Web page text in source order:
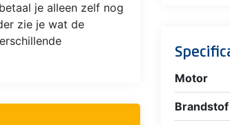
je alleen zelf nog
zie je wat de
Motor
Brandstof